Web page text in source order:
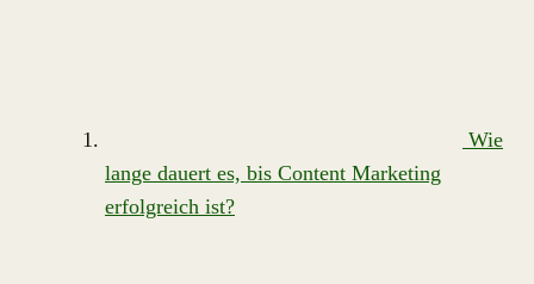
Wie
lange dauert es, bis Content Marketing
erfolgreich ist?